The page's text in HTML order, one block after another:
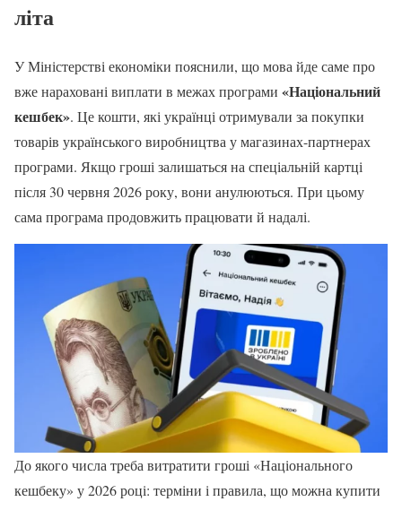
літа
У Міністерстві економіки пояснили, що мова йде саме про
вже нараховані виплати в межах програми «Національний
кешбек». Це кошти, які українці отримували за покупки
товарів українського виробництва у магазинах-партнерах
програми. Якщо гроші залишаться на спеціальній картці
після 30 червня 2026 року, вони анулюються. При цьому
сама програма продовжить працювати й надалі.
До якого числа треба витратити гроші «Національного
кешбеку» у 2026 році: терміни і правила, що можна купити